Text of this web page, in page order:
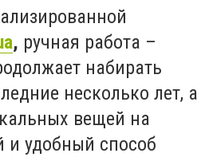
, ручная работа –
набирать
несколько лет, а
вещей на
и удобный способ